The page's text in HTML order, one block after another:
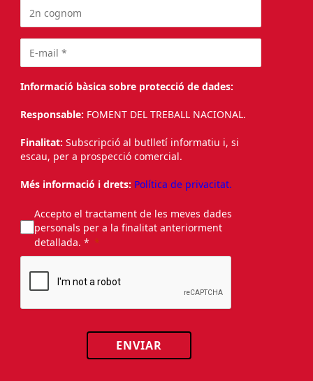
Informació bàsica sobre protecció de dades:
Responsable: FOMENT DEL TREBALL NACIONAL.
Finalitat: Subscripció al butlletí informatiu i, si
escau, per a prospecció comercial.
Més informació i drets: Política de privacitat.
Accepto el tractament de les meves dades
personals per a la finalitat anteriorment
detallada. *
ENVIAR